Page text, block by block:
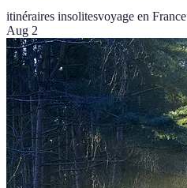
itinéraires insolitesvoyage en France
Aug 2